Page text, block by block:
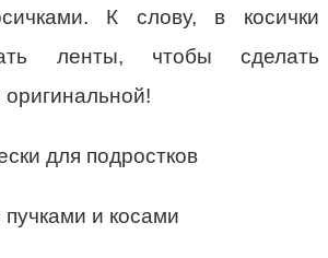
К слову, в косички
ленты, чтобы сделать
оригинальной!
и косами